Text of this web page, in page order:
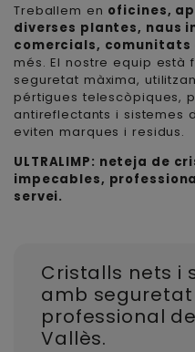
Treballem en oficines,
diverses plantes, naus
comercials, comunitats
més. El nostre equip
seguretat màxima,
pértigues telescòpiques,
antireflectants i sistemes
eviten marques i residus.
ULTRALIMP: neteja de
impecables,
servei.
Cristalls nets i
amb seguretat
professional
Vallès.